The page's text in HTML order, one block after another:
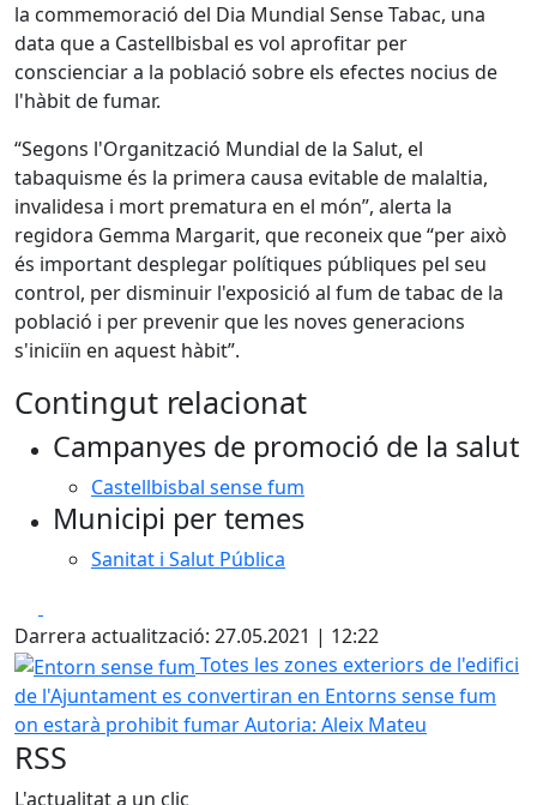
la commemoració del Dia Mundial Sense Tabac, una
data que a Castellbisbal es vol aprofitar per
conscienciar a la població sobre els efectes nocius de
l'hàbit de fumar.
“Segons l'Organització Mundial de la Salut, el
tabaquisme és la primera causa evitable de malaltia,
invalidesa i mort prematura en el món”, alerta la
regidora Gemma Margarit, que reconeix que “per això
és important desplegar polítiques públiques pel seu
control, per disminuir l'exposició al fum de tabac de la
població i per prevenir que les noves generacions
s'iniciïn en aquest hàbit”.
Contingut relacionat
Campanyes de promoció de la salut
Castellbisbal sense fum
Municipi per temes
Sanitat i Salut Pública
Darrera actualització: 27.05.2021 | 12:22
Entorn sense fum
Totes les zones exteriors de l'edifici
de l'Ajuntament es convertiran en Entorns sense fum
on estarà prohibit fumarAutoria: Aleix Mateu
RSS
L'actualitat a un clic